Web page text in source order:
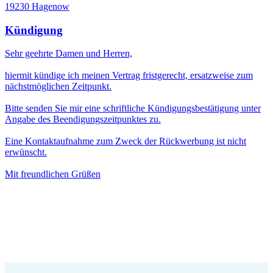
19230 Hagenow
Kündigung
Sehr geehrte Damen und Herren,
hiermit kündige ich meinen Vertrag fristgerecht, ersatzweise zum
nächstmöglichen Zeitpunkt.
Bitte senden Sie mir eine schriftliche Kündigungsbestätigung unter
Angabe des Beendigungszeitpunktes zu.
Eine Kontaktaufnahme zum Zweck der Rückwerbung ist nicht
erwünscht.
Mit freundlichen Grüßen